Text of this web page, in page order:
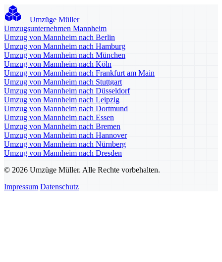
Umzüge Müller
Umzugsunternehmen Mannheim
Umzug von Mannheim nach Berlin
Umzug von Mannheim nach Hamburg
Umzug von Mannheim nach München
Umzug von Mannheim nach Köln
Umzug von Mannheim nach Frankfurt am Main
Umzug von Mannheim nach Stuttgart
Umzug von Mannheim nach Düsseldorf
Umzug von Mannheim nach Leipzig
Umzug von Mannheim nach Dortmund
Umzug von Mannheim nach Essen
Umzug von Mannheim nach Bremen
Umzug von Mannheim nach Hannover
Umzug von Mannheim nach Nürnberg
Umzug von Mannheim nach Dresden
© 2026 Umzüge Müller. Alle Rechte vorbehalten.
Impressum Datenschutz